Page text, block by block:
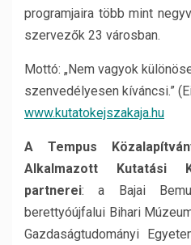
programjaira több mint
szervezők 23 városban.
Mottó: „Nem vagyok
szenvedélyesen kíváncsi.”
www.kutatokejszakaja.hu
A Tempus
Alkalmazott Kutatási
partnerei: a Bajai
berettyóújfalui Bihari
Gazdaságtudományi